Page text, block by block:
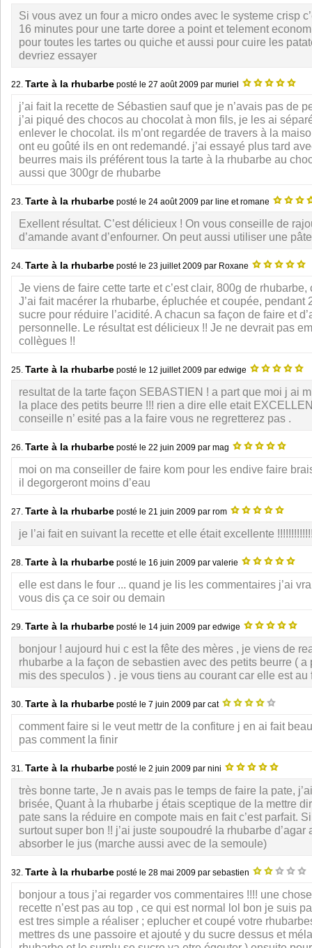
Si vous avez un four a micro ondes avec le systeme crisp
16 minutes pour une tarte doree a point et telement
pour toutes les tartes ou quiche et aussi pour cuire les
devriez essayer
22. Tarte à la rhubarbe posté le 27 août 2009 par muriel
j’ai fait la recette de Sébastien sauf que je n’avais pas de
j’ai piqué des chocos au chocolat à mon fils, je les ai
enlever le chocolat. ils m’ont regardée de travers à la
ont eu goûté ils en ont redemandé. j’ai essayé plus tard
beurres mais ils préférent tous la tarte à la rhubarbe au
aussi que 300gr de rhubarbe
23. Tarte à la rhubarbe posté le 24 août 2009 par line et romane
Exellent résultat. C’est délicieux ! On vous conseille de
d’amande avant d’enfourner. On peut aussi utiliser une
24. Tarte à la rhubarbe posté le 23 juillet 2009 par Roxane
Je viens de faire cette tarte et c’est clair, 800g de rhubarbe,
J’ai fait macérer la rhubarbe, épluchée et coupée, pendant
sucre pour réduire l’acidité. A chacun sa façon de faire et
personnelle. Le résultat est délicieux !! Je ne devrait pas
collègues !!
25. Tarte à la rhubarbe posté le 12 juillet 2009 par edwige
resultat de la tarte façon SEBASTIEN ! a part que moi j ai
la place des petits beurre !!! rien a dire elle etait
conseille n’ esité pas a la faire vous ne regretterez pas .
26. Tarte à la rhubarbe posté le 22 juin 2009 par mag
moi on ma conseiller de faire kom pour les endive faire
il degorgeront moins d’eau
27. Tarte à la rhubarbe posté le 21 juin 2009 par rom
je l’ai fait en suivant la recette et elle était excellente
28. Tarte à la rhubarbe posté le 16 juin 2009 par valerie
elle est dans le four ... quand je lis les commentaires j’ai
vous dis ça ce soir ou demain
29. Tarte à la rhubarbe posté le 14 juin 2009 par edwige
bonjour ! aujourd hui c est la fête des mères , je viens de
rhubarbe a la façon de sebastien avec des petits beurre ( a
mis des speculos ) . je vous tiens au courant car elle est au
30. Tarte à la rhubarbe posté le 7 juin 2009 par cat
comment faire si le veut mettr de la confiture j en ai fait
pas comment la finir
31. Tarte à la rhubarbe posté le 2 juin 2009 par nini
très bonne tarte, Je n avais pas le temps de faire la pate,
brisée, Quant à la rhubarbe j étais sceptique de la mettre
pate sans la réduire en compote mais en fait c’est parfait.
surtout super bon !! j’ai juste soupoudré la rhubarbe d’agar
absorber le jus (marche aussi avec de la semoule)
32. Tarte à la rhubarbe posté le 28 mai 2009 par sebastien
bonjour a tous j’ai regarder vos commentaires !!!! une
recette n’est pas au top , ce qui est normal lol bon je suis
est tres simple a réaliser ; eplucher et coupé votre
mettres ds une passoire et ajouté y du sucre dessus et